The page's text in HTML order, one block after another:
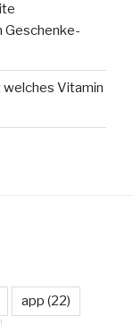
Geschenke-
Vitamin
app (22)